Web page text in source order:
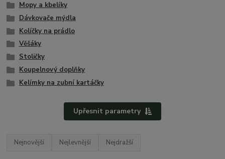
Mopy a kbelíky
Dávkovače mýdla
Kolíčky na prádlo
Věšáky
Stoličky
Koupelnový doplňky
Kelímky na zubní kartáčky
Upřesnit parametry
Nejnovější Nejlevnější Nejdražší